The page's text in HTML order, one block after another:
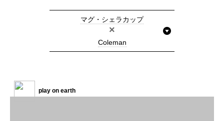
マグ・シェラカップ
×
Coleman
play on earth